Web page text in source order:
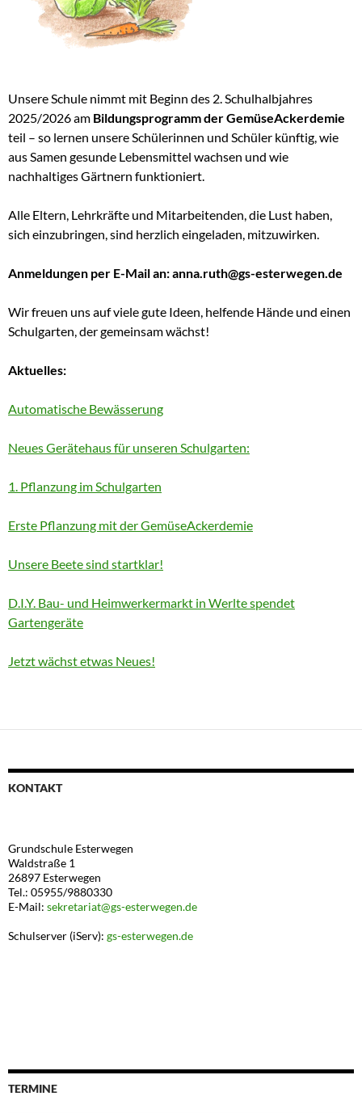
Unsere Schule nimmt mit Beginn des 2. Schulhalbjahres
2025/2026 am Bildungsprogramm der GemüseAckerdemie
teil – so lernen unsere Schülerinnen und Schüler künftig, wie
aus Samen gesunde Lebensmittel wachsen und wie
nachhaltiges Gärtnern funktioniert.
Alle Eltern, Lehrkräfte und Mitarbeitenden, die Lust haben,
sich einzubringen, sind herzlich eingeladen, mitzuwirken.
Anmeldungen per E-Mail an: anna.ruth@gs-esterwegen.de
Wir freuen uns auf viele gute Ideen, helfende Hände und einen
Schulgarten, der gemeinsam wächst!
Aktuelles:
Automatische Bewässerung
Neues Gerätehaus für unseren Schulgarten:
1. Pflanzung im Schulgarten
Erste Pflanzung mit der GemüseAckerdemie
Unsere Beete sind startklar!
D.I.Y. Bau- und Heimwerkermarkt in Werlte spendet
Gartengeräte
Jetzt wächst etwas Neues!
KONTAKT
Grundschule Esterwegen
Waldstraße 1
26897 Esterwegen
Tel.: 05955/9880330
E-Mail: sekretariat@gs-esterwegen.de
Schulserver (iServ): gs-esterwegen.de
TERMINE